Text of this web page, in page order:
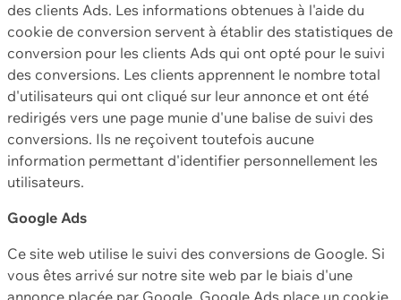
des clients Ads. Les informations obtenues à l'aide du
cookie de conversion servent à établir des statistiques de
conversion pour les clients Ads qui ont opté pour le suivi
des conversions. Les clients apprennent le nombre total
d'utilisateurs qui ont cliqué sur leur annonce et ont été
redirigés vers une page munie d'une balise de suivi des
conversions. Ils ne reçoivent toutefois aucune
information permettant d'identifier personnellement les
utilisateurs.
Google Ads
Ce site web utilise le suivi des conversions de Google. Si
vous êtes arrivé sur notre site web par le biais d'une